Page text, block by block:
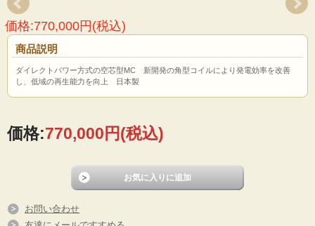
価格:770,000円(税込)
商品説明
ダイレクトパワー方式の空芯型MC 新開発の角型コイルにより発電効率を改善
し、低域の再生能力を向上 日本製
価格:770,000円(税込)
お問い合わせ